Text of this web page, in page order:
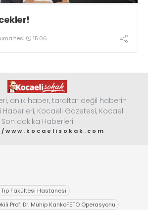
15:06
anlık haber, taraftar değil haberin
Kocaeli Gazetesi, Kocaeli
Son dakika Haberleri
Fakültesi Hastanesi
Prof. Dr. Mühip KankoFETÖ Operasyonu